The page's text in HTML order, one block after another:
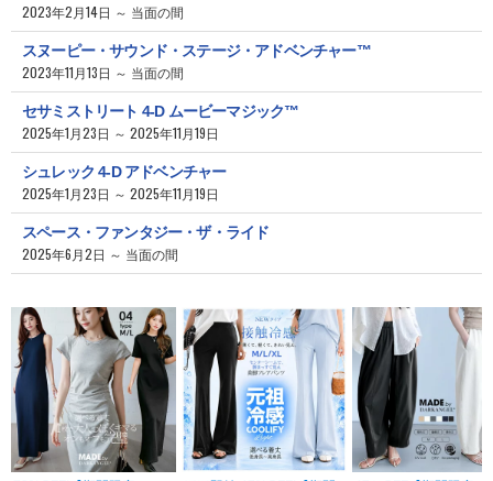
2023年2月14日 ～ 当面の間
スヌーピー・サウンド・ステージ・アドベンチャー™
2023年11月13日 ～ 当面の間
セサミストリート 4-D ムービーマジック™
2025年1月23日 ～ 2025年11月19日
シュレック 4-D アドベンチャー
2025年1月23日 ～ 2025年11月19日
スペース・ファンタジー・ザ・ライド
2025年6月2日 ～ 当面の間